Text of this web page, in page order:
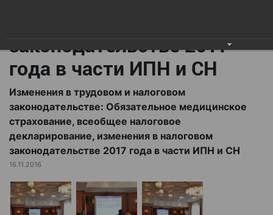
законодательстве 2017
года в части ИПН и СН
Изменения в трудовом и налоговом
законодательстве: Обязательное медицинское
страхование, всеобщее налоговое
декларирование, изменения в налоговом
законодательстве 2017 года в части ИПН и СН
16.11.2016